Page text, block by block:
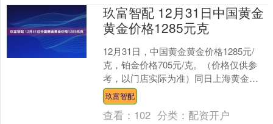
玖富智配 12月31日中国黄金
黄金价格1285元克
12月31日，中国黄金黄金价格1285元/
克，铂金价格705元/克。（价格仅供参
考，以门店实际为准）同日上海黄金交
易所现货黄金AU9999最新价为980.5
元/....
玖富智配
查看： 102 分类： 配资开户